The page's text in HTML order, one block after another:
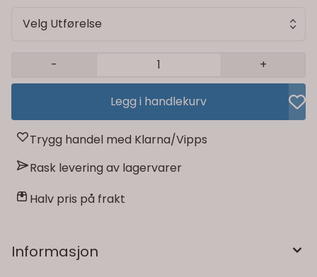
Velg Utførelse
- +
Legg i handlekurv
Trygg handel med Klarna/Vipps
Rask levering av lagervarer
Halv pris på frakt
Informasjon